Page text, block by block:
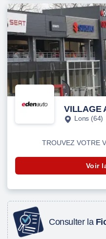
Lons (64)
TROUVEZ VOTRE
Voir
Consulter la